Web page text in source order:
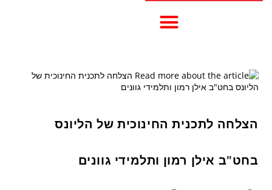
הצלחה לתכנית החינוכית של הליונס
בחט"ב אילן רמון ותלמידי גוונים